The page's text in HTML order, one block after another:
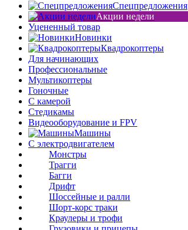
Спецпредложения
Акции недели
Уцененный товар
Новинки
Квадрокоптеры
Для начинающих
Профессиональные
Мультикоптеры
Гоночные
C камерой
Стедикамы
Видеооборудование и FPV
Машины
С электродвигателем
Монстры
Трагги
Багги
Дрифт
Шоссейные и ралли
Шорт-корс траки
Краулеры и трофи